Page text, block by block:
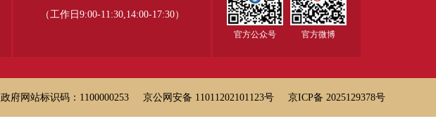
（工作日9:00-11:30,14:00-17:30）
官方公众号 官方微博
政府网站标识码：1100000253 京公网安备 11011202101123号 京ICP备 2025129378号